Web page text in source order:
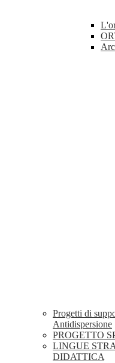
Progetti di
Antidispersione
PROGETTO
LINGUE
DIDATTICA